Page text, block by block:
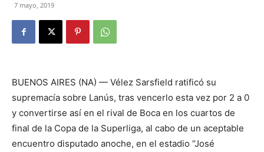
7 mayo, 2019
BUENOS AIRES (NA) — Vélez Sarsfield ratificó su
supremacía sobre Lanús, tras vencerlo esta vez por 2 a 0
y convertirse así en el rival de Boca en los cuartos de
final de la Copa de la Superliga, al cabo de un aceptable
encuentro disputado anoche, en el estadio “José